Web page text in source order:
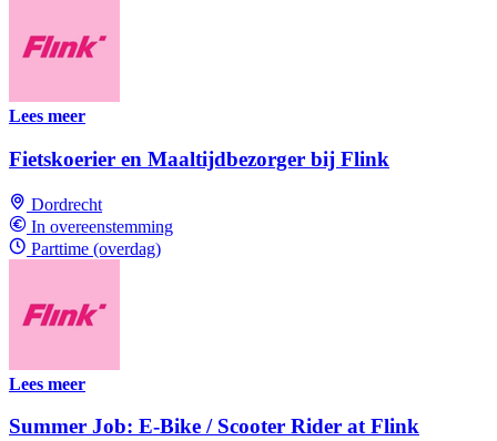
Lees meer
Fietskoerier en Maaltijdbezorger bij Flink
Dordrecht
In overeenstemming
Parttime (overdag)
Lees meer
Summer Job: E-Bike / Scooter Rider at Flink